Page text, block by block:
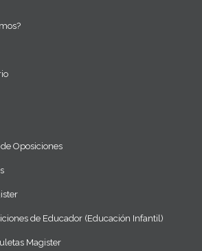
Oposiciones
de Educador (Educación Infantil)
Magister